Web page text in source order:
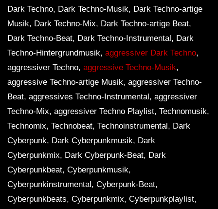
Dark Techno, Dark Techno-Musik, Dark Techno-artige
Musik, Dark Techno-Mix, Dark Techno-artige Beat,
Dark Techno-Beat, Dark Techno-Instrumental, Dark
Techno-Hintergrundmusik, aggressiver Dark Techno,
aggressiver Techno, aggressive Techno-Musik,
aggressive Techno-artige Musik, aggressiver Techno-
Beat, aggressives Techno-Instrumental, aggressiver
Techno-Mix, aggressiver Techno Playlist, Technomusik,
Technomix, Technobeat, Technoinstrumental, Dark
Cyberpunk, Dark Cyberpunkmusik, Dark
Cyberpunkmix, Dark Cyberpunk-Beat, Dark
Cyberpunkbeat, Cyberpunkmusik,
Cyberpunkinstrumental, Cyberpunk-Beat,
Cyberpunkbeats, Cyberpunkmix, Cyberpunkplaylist,